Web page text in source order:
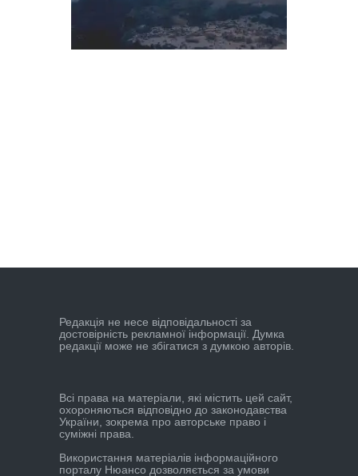
Редакцiя не несе вiдповiдальностi за
достовiрнiсть рекламної iнформацiї. Думка
редакцiї може не збiгатися з думкою авторiв.
Всі права на матеріали, які містить цей сайт,
охороняються відповідно до законодавства
України, зокрема про авторське право і
суміжні права.
Використання матеріалів інформаційного
порталу Нюансо дозволяється за умови